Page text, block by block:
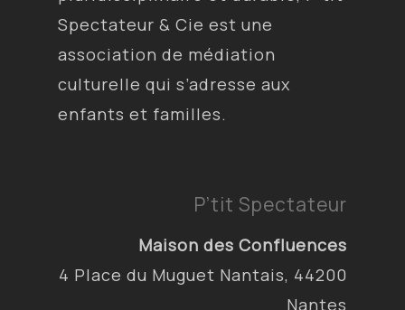
Spectateur & Cie est une
association de médiation
culturelle qui s’adresse aux
enfants et familles.
P’tit Spectateur
Maison des Confluences
4 Place du Muguet Nantais, 44200
Nantes